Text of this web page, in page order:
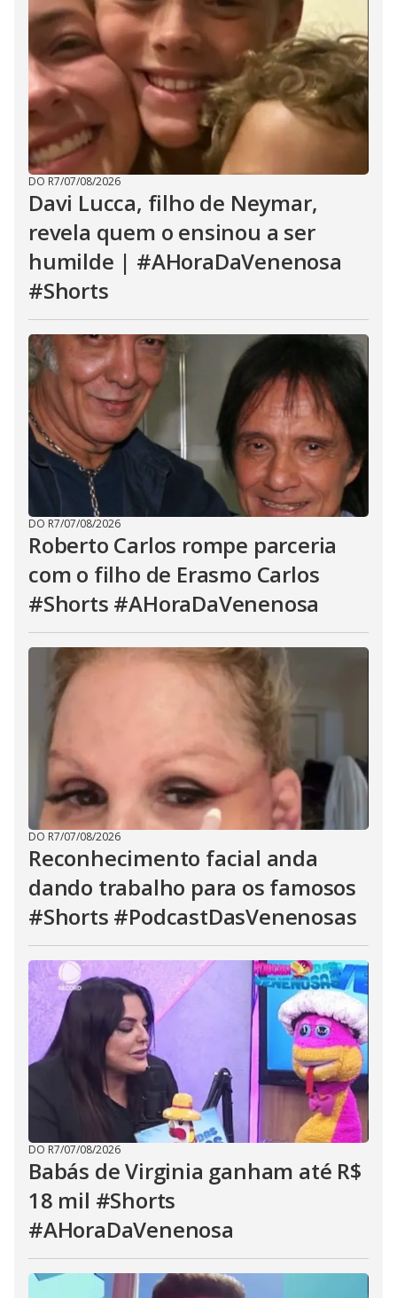
DO R7/07/08/2026
Davi Lucca, filho de Neymar,
revela quem o ensinou a ser
humilde | #AHoraDaVenenosa
#Shorts
DO R7/07/08/2026
Roberto Carlos rompe parceria
com o filho de Erasmo Carlos
#Shorts #AHoraDaVenenosa
DO R7/07/08/2026
Reconhecimento facial anda
dando trabalho para os famosos
#Shorts #PodcastDasVenenosas
DO R7/07/08/2026
Babás de Virginia ganham até R$
18 mil #Shorts
#AHoraDaVenenosa